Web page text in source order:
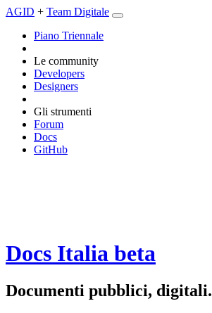
AGID + Team Digitale
Piano Triennale
Le community
Developers
Designers
Gli strumenti
Forum
Docs
GitHub
Docs Italia beta
Documenti pubblici, digitali.